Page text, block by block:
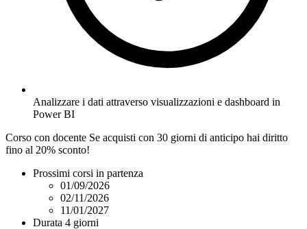
Analizzare i dati attraverso visualizzazioni e dashboard in
Power BI
Corso con docente Se acquisti con 30 giorni di anticipo hai diritto
fino al 20% sconto!
Prossimi corsi in partenza
01/09/2026
02/11/2026
11/01/2027
Durata 4 giorni